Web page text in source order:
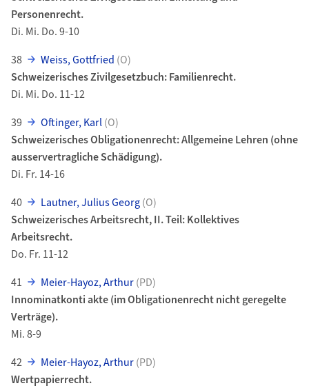
Personenrecht.
Di. Mi. Do. 9-10
38
Weiss, Gottfried (O)
Schweizerisches Zivilgesetzbuch: Familienrecht.
Di. Mi. Do. 11-12
39
Oftinger, Karl(O)
Schweizerisches Obligationenrecht: Allgemeine Lehren (ohne
ausservertragliche Schädigung).
Di. Fr. 14-16
40
Lautner, Julius Georg(O)
Schweizerisches Arbeitsrecht, II. Teil: Kollektives
Arbeitsrecht.
Do. Fr. 11-12
41
Meier-Hayoz, Arthur(PD)
Innominatkonti akte (im Obligationenrecht nicht geregelte
Verträge).
Mi. 8-9
42
Meier-Hayoz, Arthur(PD)
Wertpapierrecht.